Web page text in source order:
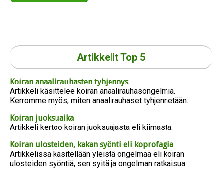
Artikkelit Top 5
Koiran anaalirauhasten tyhjennys
Artikkeli käsittelee koiran anaalirauhasongelmia.
Kerromme myös, miten anaalirauhaset tyhjennetään.
Koiran juoksuaika
Artikkeli kertoo koiran juoksuajasta eli kiimasta.
Koiran ulosteiden, kakan syönti eli koprofagia
Artikkelissa käsitellään yleistä ongelmaa eli koiran
ulosteiden syöntiä, sen syitä ja ongelman ratkaisua.